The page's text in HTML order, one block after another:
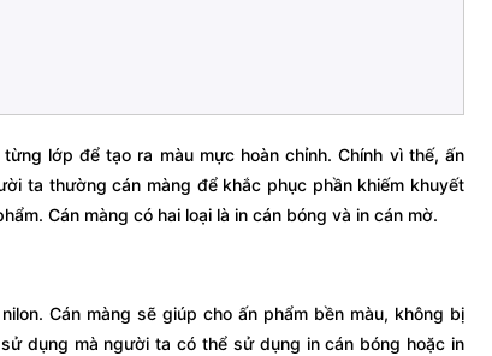
lớp để tạo ra màu mực hoàn chỉnh. Chính vì thế, ấn
ta thường cán màng để khắc phục phần khiếm khuyết
Cán màng có hai loại là in cán bóng và in cán mờ.
Cán màng sẽ giúp cho ấn phẩm bền màu, không bị
dụng mà người ta có thể sử dụng in cán bóng hoặc in